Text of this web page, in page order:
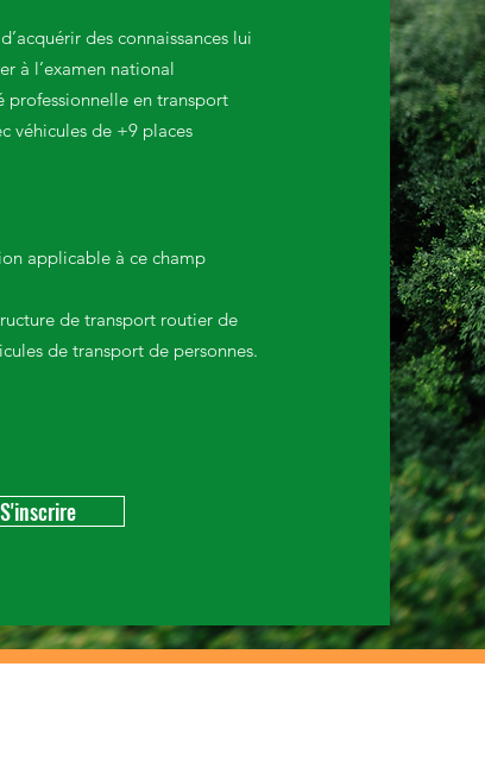
des connaissances lui
à l’examen national
professionnelle en transport
véhicules de +9 places
applicable à ce champ
de transport routier de
de transport de personnes.
S'inscrire